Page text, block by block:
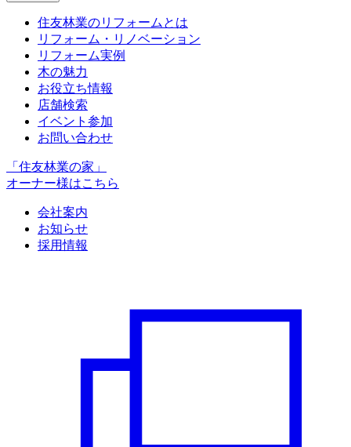
住友林業のリフォームとは
リフォーム・リノベーション
リフォーム実例
木の魅力
お役立ち情報
店舗検索
イベント参加
お問い合わせ
「住友林業の家」
オーナー様はこちら
会社案内
お知らせ
採用情報